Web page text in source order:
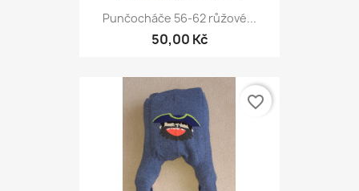
Punčocháče 56-62 růžové...
50,00 Kč
favorite_border